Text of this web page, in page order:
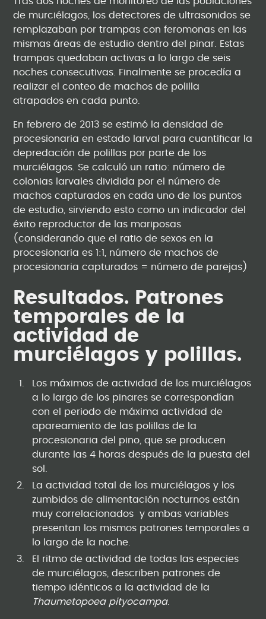
de murciélagos, los detectores de ultrasonidos se
remplazaban por trampas con feromonas en las
mismas áreas de estudio dentro del pinar. Estas
trampas quedaban activas a lo largo de seis
noches consecutivas. Finalmente se procedía a
realizar el conteo de machos de polilla
atrapados en cada punto.
En febrero de 2013 se estimó la densidad de
procesionaria en estado larval para cuantificar la
depredación de polillas por parte de los
murciélagos. Se calculó un ratio: número de
colonias larvales dividida por el número de
machos capturados en cada uno de los puntos
de estudio, sirviendo esto como un indicador del
éxito reproductor de las mariposas
(considerando que el ratio de sexos en la
procesionaria es 1:1, número de machos de
procesionaria capturados = número de parejas)
Resultados. Patrones
temporales de la
actividad de
murciélagos y polillas.
Los máximos de actividad de los murciélagos
a lo largo de los pinares se correspondían
con el periodo de máxima actividad de
apareamiento de las polillas de la
procesionaria del pino, que se producen
durante las 4 horas después de la puesta del
sol.
La actividad total de los murciélagos y los
zumbidos de alimentación nocturnos están
muy correlacionados y ambas variables
presentan los mismos patrones temporales a
lo largo de la noche.
El ritmo de actividad de todas las especies
de murciélagos, describen patrones de
tiempo idénticos a la actividad de la
Thaumetopoea pityocampa.